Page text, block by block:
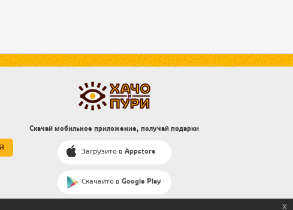
Скачай мобильное приложение, получай подарки
Загрузите в Appstore
Скачайте в Google Play
x